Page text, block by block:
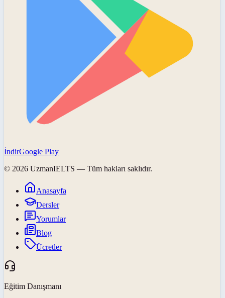
İndirGoogle Play
© 2026 UzmanIELTS — Tüm hakları saklıdır.
Anasayfa
Dersler
Yorumlar
Blog
Ücretler
Eğitim Danışmanı